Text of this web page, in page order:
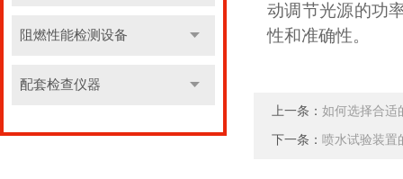
阻燃性能检测设备
配套检查仪器
动调节光源的功
性和准确性。
上一条： 如何选择合适
下一条： 喷水试验装置